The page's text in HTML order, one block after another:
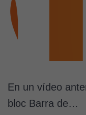
En un vídeo
bloc Barra de…